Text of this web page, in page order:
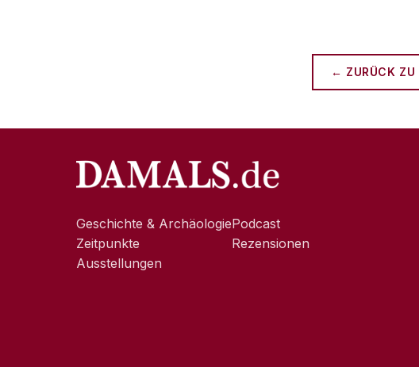
← ZURÜCK ZU
Geschichte & Archäologie
Zeitpunkte
Ausstellungen
Podcast
Rezensionen